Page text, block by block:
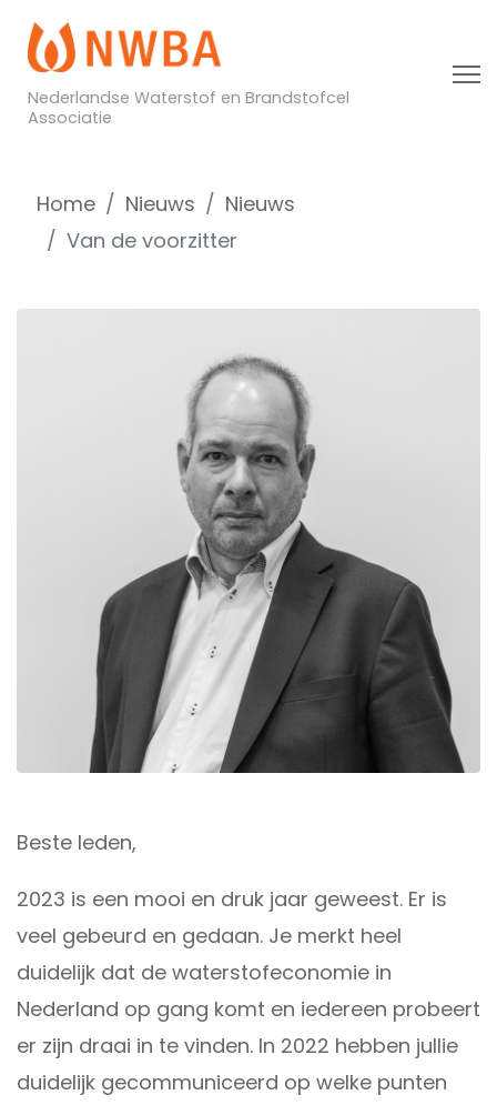
Nederlandse Waterstof en Brandstofcel
Associatie
Home Nieuws
Nieuws
Van de voorzitter
Beste leden,
2023 is een mooi en druk jaar geweest. Er is
veel gebeurd en gedaan. Je merkt heel
duidelijk dat de waterstofeconomie in
Nederland op gang komt en iedereen probeert
er zijn draai in te vinden. In 2022 hebben jullie
duidelijk gecommuniceerd op welke punten